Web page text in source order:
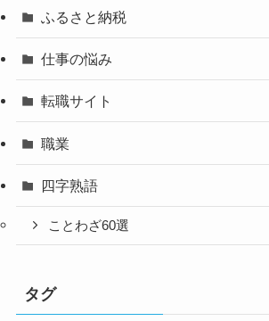
ふるさと納税
仕事の悩み
転職サイト
職業
四字熟語
ことわざ60選
タグ